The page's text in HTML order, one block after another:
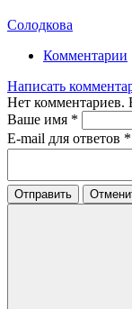
Солодкова
Комментарии
Написать
Нет комментариев.
Ваше имя *
E-mail для ответов *
Отправить